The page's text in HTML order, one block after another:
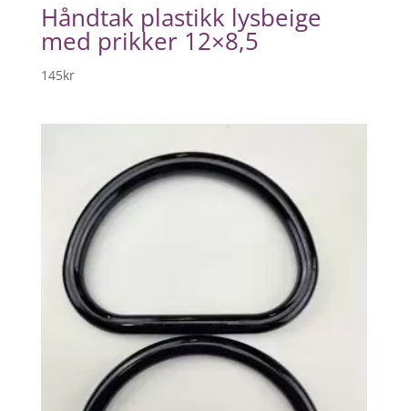
Håndtak plastikk lysbeige
med prikker 12×8,5
145kr